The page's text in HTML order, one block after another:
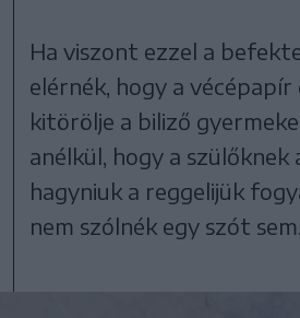
Ha viszont ezzel a
elérnék, hogy a
kitörölje a biliző
anélkül, hogy a szülőknek
hagyniuk a reggelijük
nem szólnék egy szót sem.